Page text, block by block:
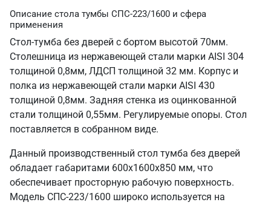
Описание стола тумбы СПС-223/1600 и сфера
применения
Стол-тумба без дверей с бортом высотой 70мм.
Столешница из нержавеющей стали марки AISI 304
толщиной 0,8мм, ЛДСП толщиной 32 мм. Корпус и
полка из нержавеющей стали марки AISI 430
толщиной 0,8мм. Задняя стенка из оцинкованной
стали толщиной 0,55мм. Регулируемые опоры. Стол
поставляется в собранном виде.
Данный производственный стол тумба без дверей
обладает габаритами 600х1600х850 мм, что
обеспечивает просторную рабочую поверхность.
Модель СПС-223/1600 широко используется на